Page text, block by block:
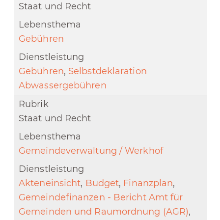
Staat und Recht
Gebühren
Gebühren, Selbstdeklaration
Abwassergebühren
Staat und Recht
Gemeindeverwaltung / Werkhof
Akteneinsicht, Budget, Finanzplan,
Gemeindefinanzen - Bericht Amt für
Gemeinden und Raumordnung (AGR),